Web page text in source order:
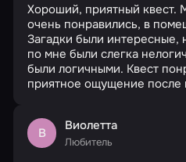
Хороший, приятный квест.
очень понравились, в
Загадки были интересные,
по мне были слегка
были логичными. Квест
приятное ощущение после
В Виолетта
Любитель